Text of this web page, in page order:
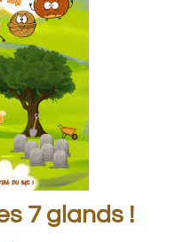
7 glands !